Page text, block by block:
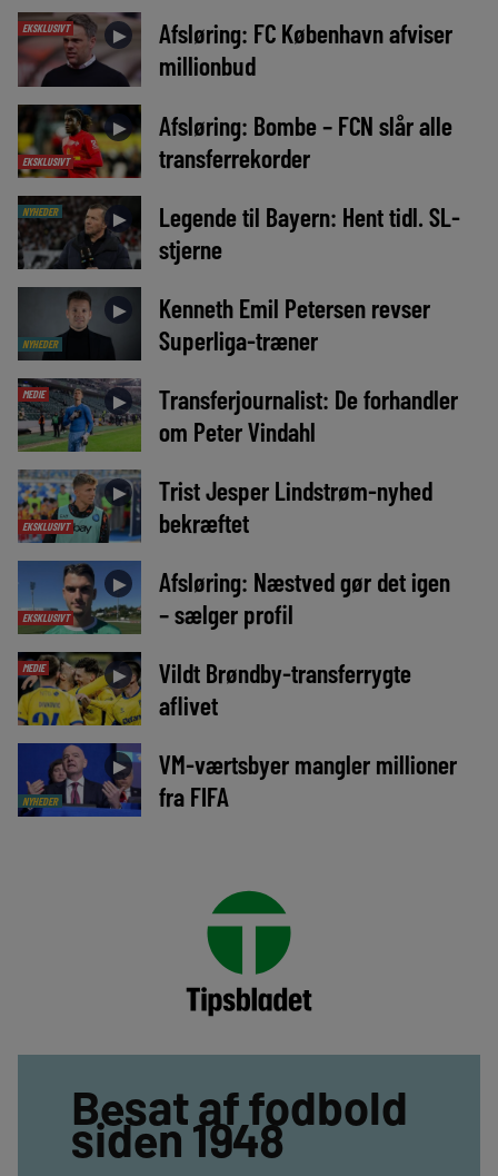
EKSKLUSIVT ►
Afsløring: FC København afviser
millionbud
EKSKLUSIVT
►
Afsløring: Bombe – FCN slår alle
transferrekorder
NYHEDER ►
Legende til Bayern: Hent tidl. SL-
stjerne
NYHEDER
►
Kenneth Emil Petersen revser
Superliga-træner
MEDIE ►
Transferjournalist: De forhandler
om Peter Vindahl
EKSKLUSIVT
►
Trist Jesper Lindstrøm-nyhed
bekræftet
EKSKLUSIVT
►
Afsløring: Næstved gør det igen
– sælger profil
MEDIE ►
Vildt Brøndby-transferrygte
aflivet
NYHEDER
►
VM-værtsbyer mangler millioner
fra FIFA
Besat af fodbold
siden 1948